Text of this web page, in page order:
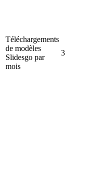
Téléchargements
de modèles
Slidesgo par
mois
3